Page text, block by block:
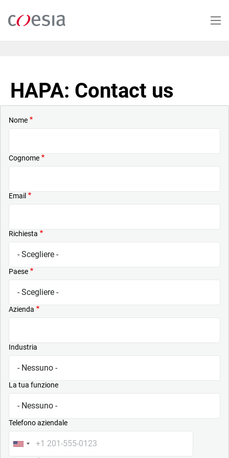
contenuto
HAPA: Contact us
Nome
Cognome
Email
Richiesta
Paese
Azienda
Industria
La tua funzione
Telefono aziendale